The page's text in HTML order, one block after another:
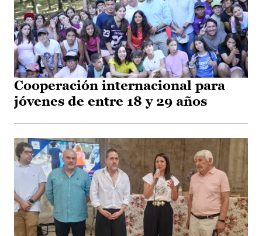
Cooperación internacional para
jóvenes de entre 18 y 29 años